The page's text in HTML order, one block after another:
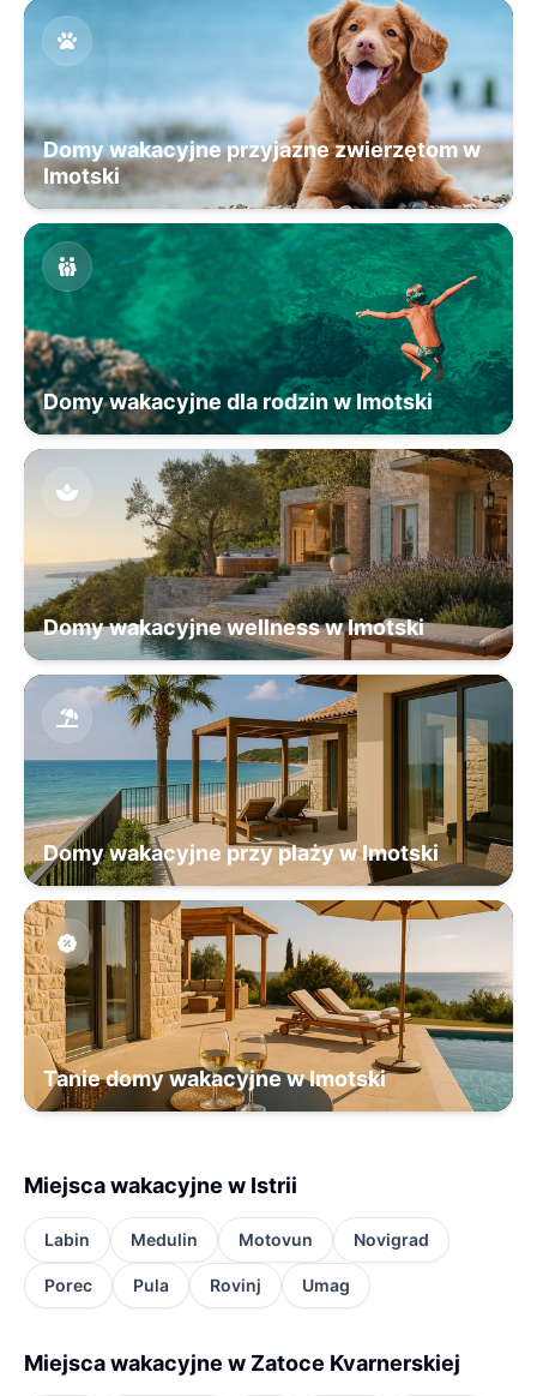
Domy wakacyjne przyjazne zwierzętom w
Imotski
Domy wakacyjne dla rodzin w Imotski
Domy wakacyjne wellness w Imotski
Domy wakacyjne przy plaży w Imotski
Tanie domy wakacyjne w Imotski
Miejsca wakacyjne w Istrii
Labin Medulin Motovun Novigrad
Porec Pula Rovinj Umag
Miejsca wakacyjne w Zatoce Kvarnerskiej